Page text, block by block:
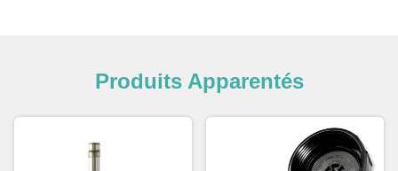
Produits Apparentés